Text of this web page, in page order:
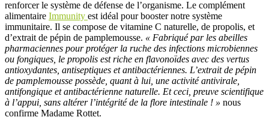
renforcer le système de défense de l’organisme. Le complément
alimentaire Immunity est idéal pour booster notre système
immunitaire. Il se compose de vitamine C naturelle, de propolis, et
d’extrait de pépin de pamplemousse. « Fabriqué par les abeilles
pharmaciennes pour protéger la ruche des infections microbiennes
ou fongiques, le propolis est riche en flavonoïdes avec des vertus
antioxydantes, antiseptiques et antibactériennes. L’extrait de pépin
de pamplemousse possède, quant à lui, une activité antivirale,
antifongique et antibactérienne naturelle. Et ceci, preuve scientifique
à l’appui, sans altérer l’intégrité de la flore intestinale ! » nous
confirme Madame Rottet.